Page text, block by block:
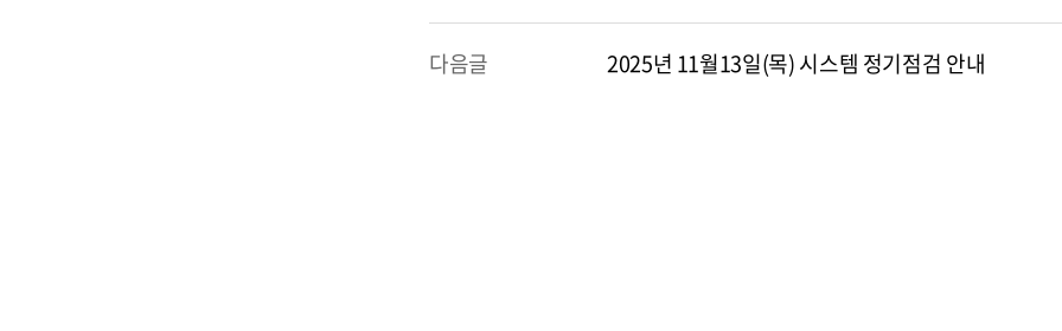
다음글 2025년 11월13일(목) 시스템 정기점검 안내